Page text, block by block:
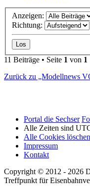
Anzeigen:
Richtung:
11 Beiträge • Seite 1 von 1
Zurück zu „Modellnews
Portal die Sechser
Alle Zeiten sind
Alle Cookies löschen
Impressum
Kontakt
Copyright © 2012 - 2026
Treffpunkt für